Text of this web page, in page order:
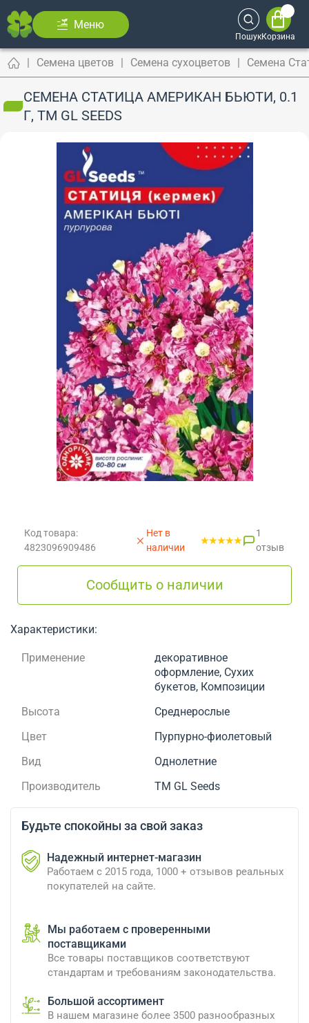
Меню
ПошукКорзина
Семена цветов Семена сухоцветов Семена
СЕМЕНА СТАТИЦА АМЕРИКАН БЬЮТИ, 0.1
Г, ТМ GL SEEDS
Код товара:
4823096909486
Нет в
наличии
1
отзыв
Сообщить о наличии
Характеристики:
Применение
декоративное
оформление, Сухих
букетов, Композиции
Высота
Среднерослые
Цвет
Пурпурно-фиолетовый
Вид
Однолетние
Производитель
ТМ GL Seeds
Будьте спокойны за свой заказ
Надежный интернет-магазин
Работаем с 2015 года, 1000 + отзывов реальных
покупателей на сайте.
Мы работаем с проверенными
поставщиками
Все товары поставщиков соответствуют
стандартам и требованиям законодательства.
Большой ассортимент
В нашем магазине более 3500 разнообразных